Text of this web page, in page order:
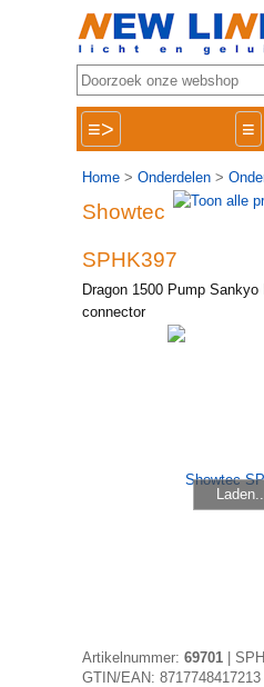
≡> ≡
Home > Onderdelen >
Showtec
SPHK397
Dragon 1500 Pump
connector
Artikelnummer: 69701
GTIN/EAN: 8717748417213